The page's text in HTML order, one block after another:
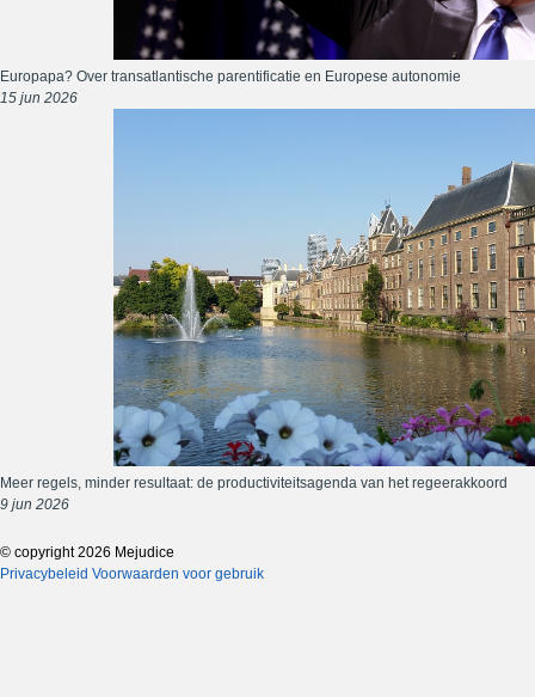
Europapa? Over transatlantische parentificatie en Europese autonomie
15 jun 2026
Meer regels, minder resultaat: de productiviteitsagenda van het regeerakkoord
9 jun 2026
© copyright 2026 Mejudice
Privacybeleid Voorwaarden voor gebruik